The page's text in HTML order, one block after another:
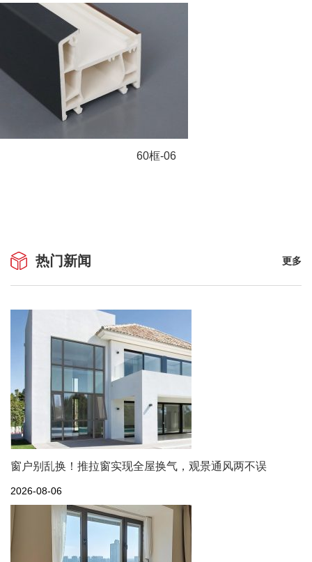
60框-06
热门新闻 更多
窗户别乱换！推拉窗实现全屋换气，观景通风两不误
2026-08-06